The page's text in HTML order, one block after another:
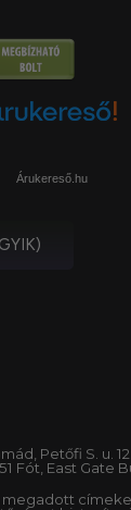
Árukereső.hu
Petőfi S. u. 12.
Fót, East Gate
megadott